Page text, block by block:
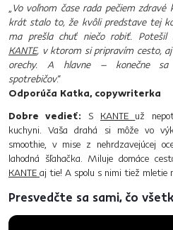
„Vo voľnom čase rada pečiem
krát stalo to, že kvôli predstave tej
ma prešla chuť niečo robiť.
KANTE, v ktorom si pripravím cesto,
orechy. A hlavne – konečne sa
spotrebičov.“
Odporúča Katka, copywriterka
Dobre vedieť: S KANTE už
kuchyni. Vaša drahá si môže vo
smoothie, v mise z nehrdzavejúcej
lahodná šľahačka. Miluje domáce
KANTE aj tie! A spolu s nimi tiež mletie
Presvedčte sa sami, čo